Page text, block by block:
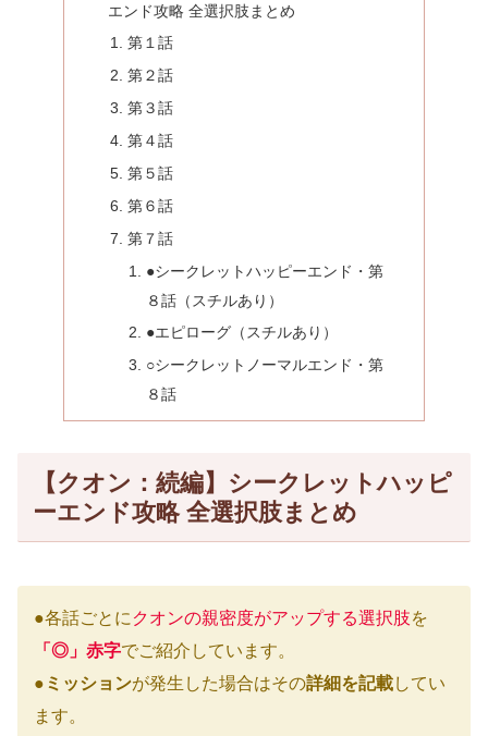
エンド攻略 全選択肢まとめ
第１話
第２話
第３話
第４話
第５話
第６話
第７話
●シークレットハッピーエンド・第
８話（スチルあり）
●エピローグ（スチルあり）
○シークレットノーマルエンド・第
８話
【クオン：続編】シークレットハッピ
ーエンド攻略 全選択肢まとめ
●各話ごとに クオンの親密度がアップする選択肢を
「◎」赤字でご紹介しています。
● ミッションが発生した場合はその詳細を記載してい
ます。